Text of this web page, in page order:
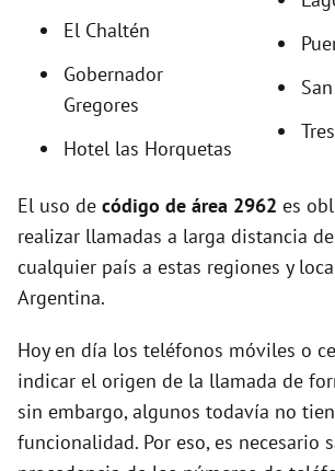
o
El Chaltén
Gobernador
Gregores
Hotel las Horquetas
El uso de código de área 2962 es
realizar llamadas a larga distancia
cualquier país a estas regiones y
Argentina.
Hoy en día los teléfonos móviles o
indicar el origen de la llamada de
sin embargo, algunos todavía no
funcionalidad. Por eso, es necesario